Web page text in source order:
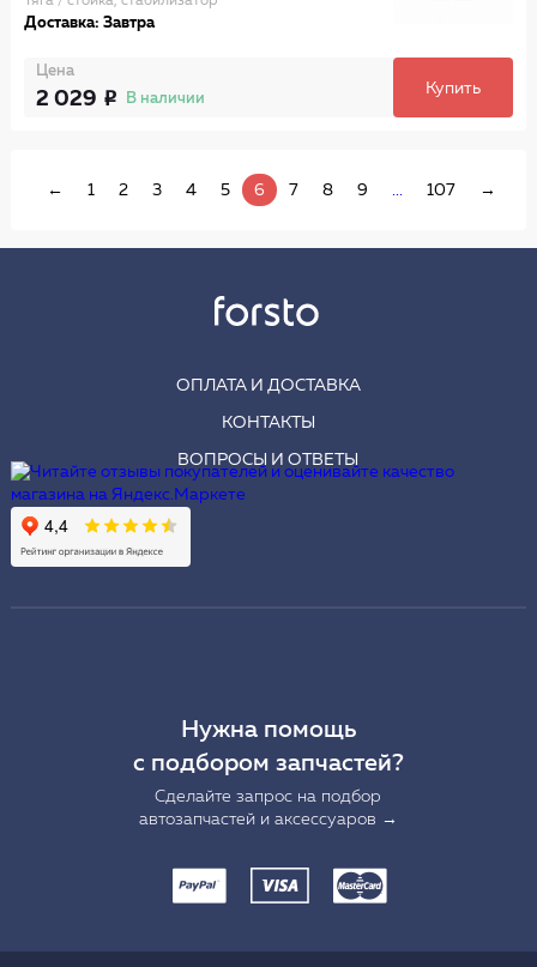
Доставка: Завтра
Цена
2 029 В наличии
Купить
← 1 2 3 4 5 6 7 8 9 ... 107 →
ОПЛАТА И ДОСТАВКА
КОНТАКТЫ
ВОПРОСЫ И ОТВЕТЫ
Нужна помощь
с подбором запчастей?
Сделайте запрос на подбор
автозапчастей и аксессуаров →